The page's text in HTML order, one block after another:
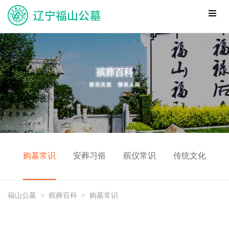
购墓常识 安葬习俗 殡仪常识 传统文化
福山公墓 > 殡葬百科 > 购墓常识